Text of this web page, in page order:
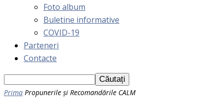
Foto album
Buletine informative
COVID-19
Parteneri
Contacte
Prima Propunerile și Recomandările CALM